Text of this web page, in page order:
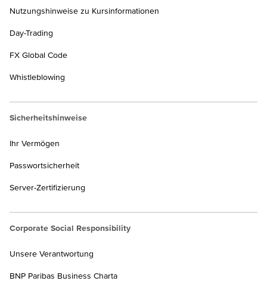
Nutzungshinweise zu Kursinformationen
Day-Trading
FX Global Code
Whistleblowing
Sicherheitshinweise
Ihr Vermögen
Passwortsicherheit
Server-Zertifizierung
Corporate Social Responsibility
Unsere Verantwortung
BNP Paribas Business Charta